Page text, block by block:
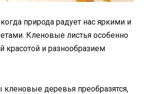
природа радует нас яркими и
Кленовые листья особенно
красотой и разнообразием
деревья преобразятся,